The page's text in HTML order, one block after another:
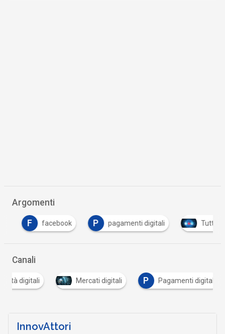
Argomenti
F facebook P pagamenti digitali Tutto su
Canali
digitali Mercati digitali P Pagamenti digitali
InnovAttori